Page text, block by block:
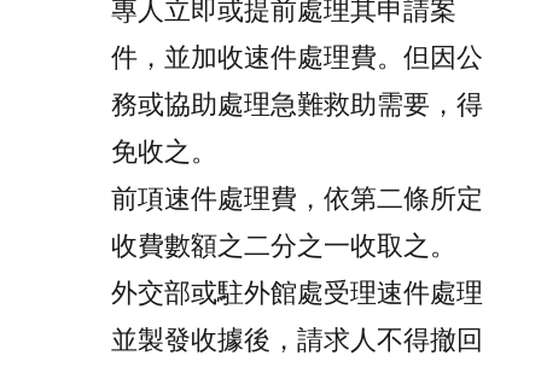
專人立即或提前處理其申請案
件，並加收速件處理費。但因公
務或協助處理急難救助需要，得
免收之。
前項速件處理費，依第二條所定
收費數額之二分之一收取之。
外交部或駐外館處受理速件處理
並製發收據後，請求人不得撤回